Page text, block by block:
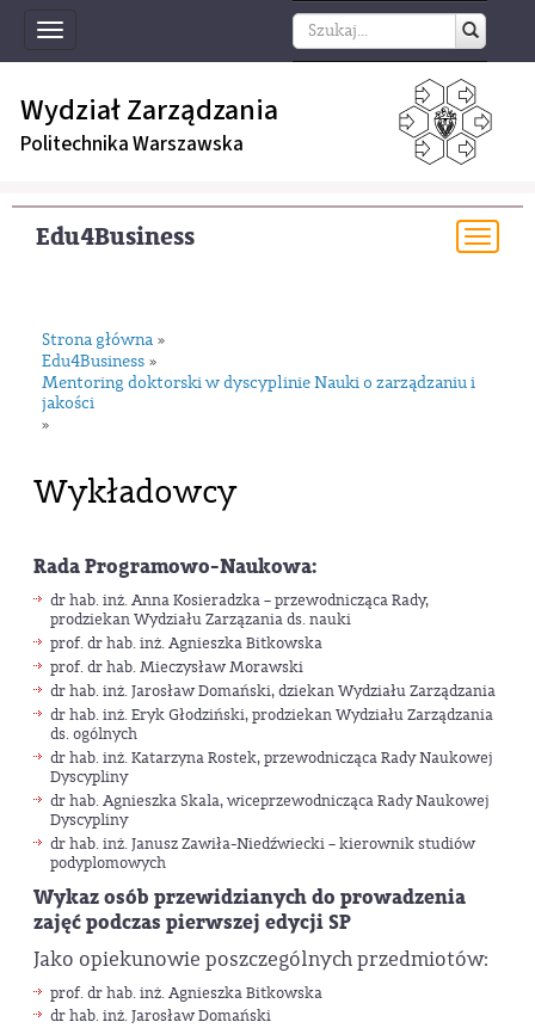
Toggle
navigation
Wydział Zarządzania
Politechnika Warszawska
Edu4Business
Strona główna »
Edu4Business »
Mentoring doktorski w dyscyplinie Nauki o zarządzaniu i
jakości
»
Wykładowcy
Rada Programowo-Naukowa:
dr hab. inż. Anna Kosieradzka – przewodnicząca Rady,
prodziekan Wydziału Zarzązania ds. nauki
prof. dr hab. inż. Agnieszka Bitkowska
prof. dr hab. Mieczysław Morawski
dr hab. inż. Jarosław Domański, dziekan Wydziału Zarządzania
dr hab. inż. Eryk Głodziński, prodziekan Wydziału Zarządzania
ds. ogólnych
dr hab. inż. Katarzyna Rostek, przewodnicząca Rady Naukowej
Dyscypliny
dr hab. Agnieszka Skala, wiceprzewodnicząca Rady Naukowej
Dyscypliny
dr hab. inż. Janusz Zawiła-Niedźwiecki – kierownik studiów
podyplomowych
Wykaz osób przewidzianych do prowadzenia
zajęć podczas pierwszej edycji SP
Jako opiekunowie poszczególnych przedmiotów:
prof. dr hab. inż. Agnieszka Bitkowska
dr hab. inż. Jarosław Domański